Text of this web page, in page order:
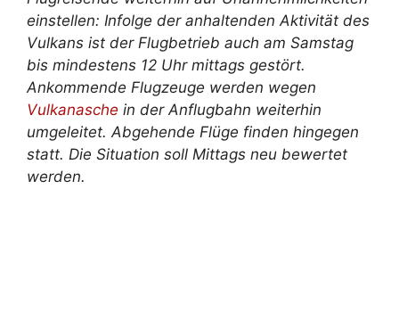
einstellen: Infolge der anhaltenden Aktivität des
Vulkans ist der Flugbetrieb auch am Samstag
bis mindestens 12 Uhr mittags gestört.
Ankommende Flugzeuge werden wegen
Vulkanasche in der Anflugbahn weiterhin
umgeleitet. Abgehende Flüge finden hingegen
statt. Die Situation soll Mittags neu bewertet
werden.